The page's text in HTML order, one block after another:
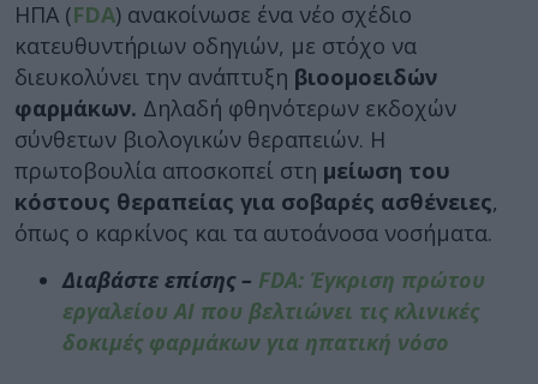
ΗΠΑ (FDA) ανακοίνωσε ένα νέο σχέδιο
κατευθυντήριων οδηγιών, με στόχο να
διευκολύνει την ανάπτυξη βιοομοειδών
φαρμάκων. Δηλαδή φθηνότερων εκδοχών
σύνθετων βιολογικών θεραπειών. Η
πρωτοβουλία αποσκοπεί στη μείωση του
κόστους θεραπείας για σοβαρές ασθένειες,
όπως ο καρκίνος και τα αυτοάνοσα νοσήματα.
Διαβάστε επίσης – FDA: Έγκριση πρώτου
εργαλείου AI που βελτιώνει τις κλινικές
δοκιμές φαρμάκων για ηπατική νόσο